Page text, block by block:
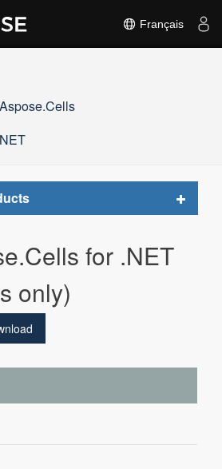
Français
Toggle
for .NET
only)